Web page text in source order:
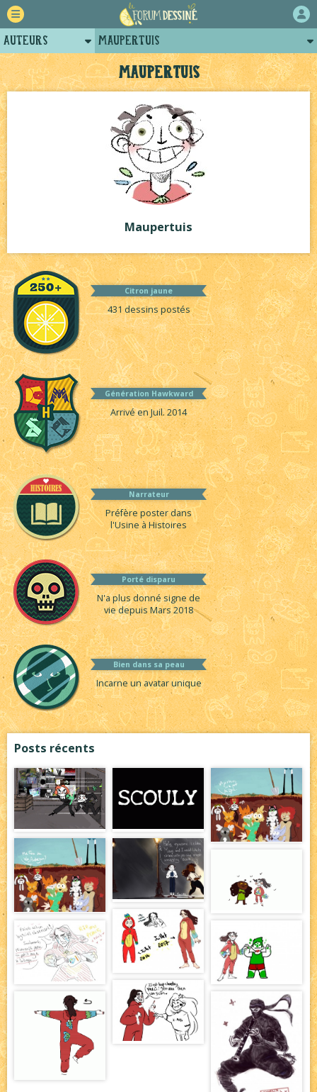
Maupertuis
Maupertuis
Citron jaune
431 dessins postés
Génération Hawkward
Arrivé en Juil. 2014
Narrateur
Préfère poster dans
l'Usine à Histoires
Porté disparu
N'a plus donné signe de
vie depuis Mars 2018
Bien dans sa peau
Incarne un avatar unique
Posts récents
Auteurs
Retour
Forum
Projets
Tutoriels
Maupertuis
Posts de maupertuis
Arènes de maupertuis
Projets collectifs de maupertuis